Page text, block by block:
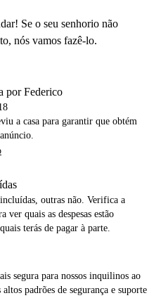
Se o seu senhorio não
nós vamos fazê-lo.
por Federico
a casa para garantir que obtém
outras não. Verifica a
ver quais as despesas estão
terás de pagar à parte.
segura para nossos inquilinos ao
padrões de segurança e suporte